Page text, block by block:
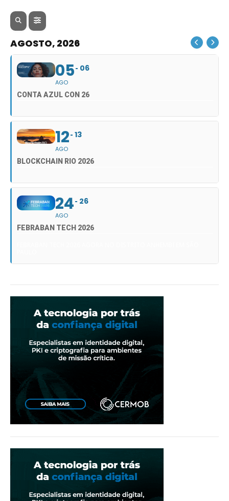
AGOSTO, 2026
05
AGO
06
CONTA AZUL CON 26
12
AGO
13
BLOCKCHAIN RIO 2026
24
AGO
26
FEBRABAN TECH 2026